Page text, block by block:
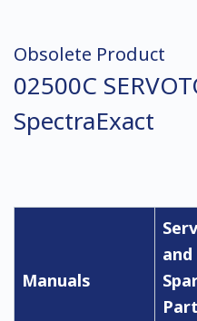
Obsolete Product
02500C
SpectraExact
Manuals
and